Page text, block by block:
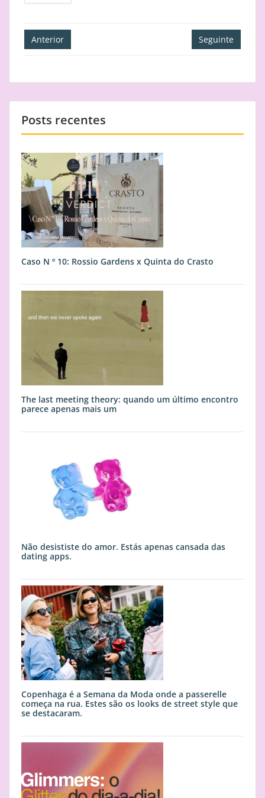
Navegação
de
Anterior Seguinte
Posts recentes
Caso N º 10: Rossio Gardens x Quinta do Crasto
The last meeting theory: quando um último encontro
parece apenas mais um
Não desististe do amor. Estás apenas cansada das
dating apps.
Copenhaga é a Semana da Moda onde a passerelle
começa na rua. Estes são os looks de street style que
se destacaram.